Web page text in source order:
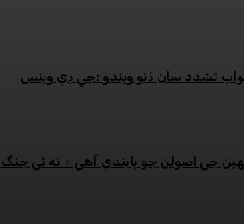
تشدد سان ڏنو ويندو :جي ڊي وينس
جي اصولن جو پابندي آهي ۽ نه ئي